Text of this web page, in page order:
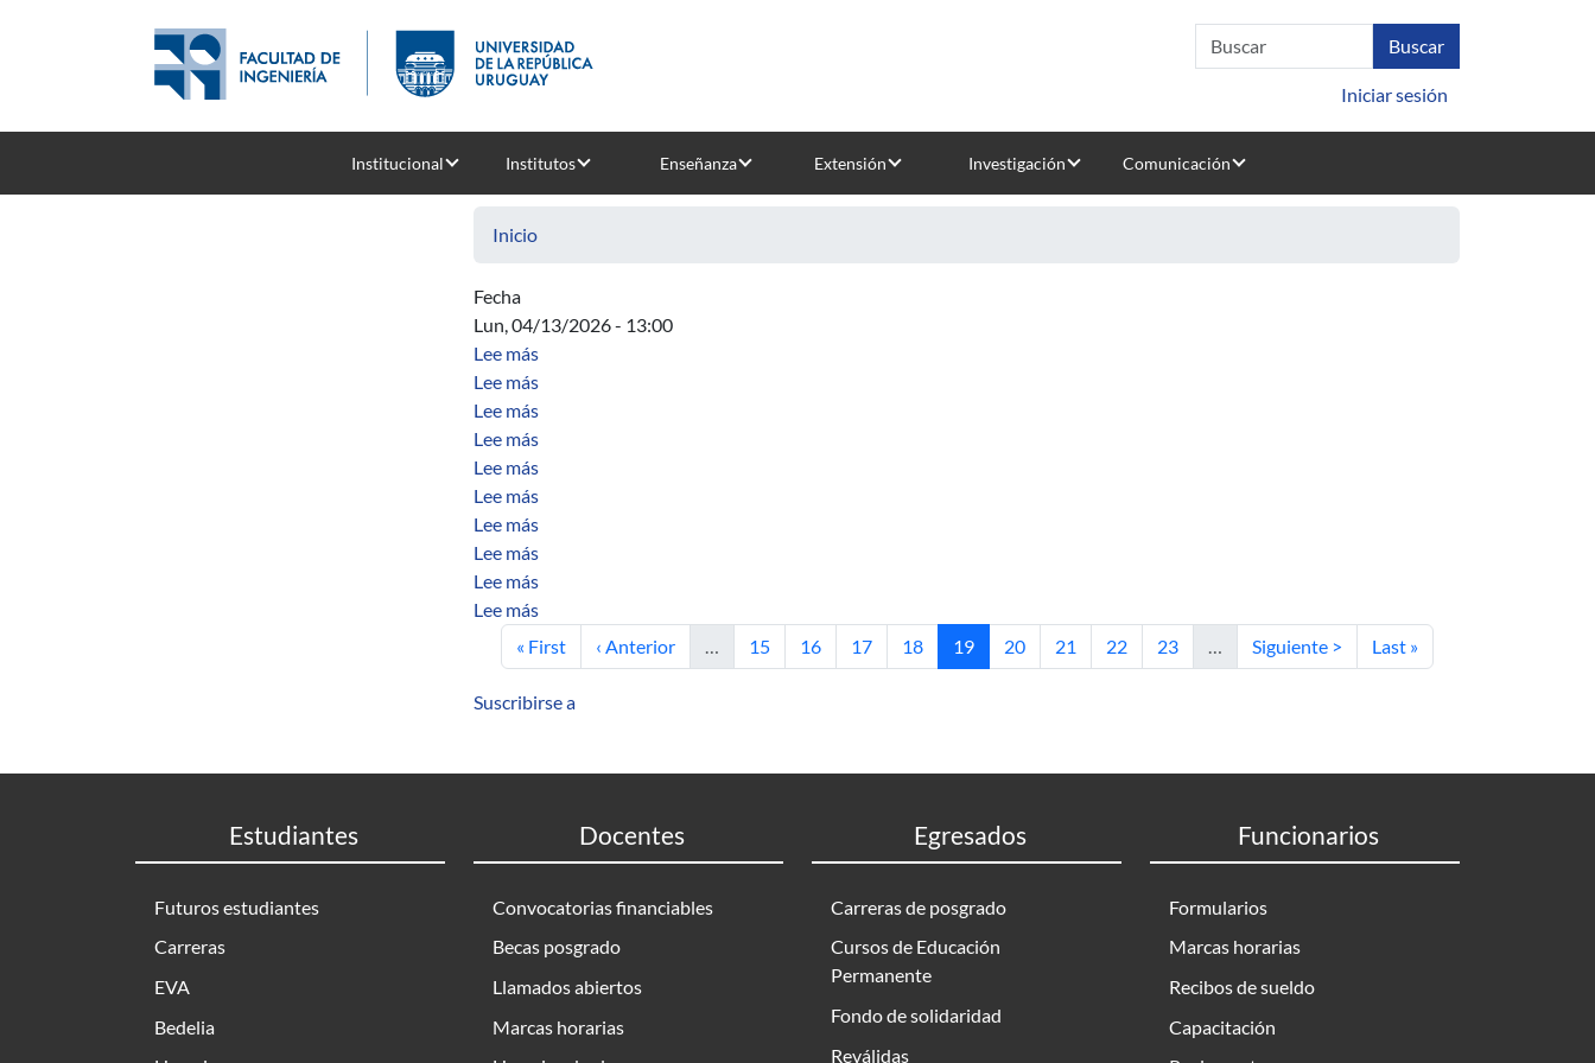
Iniciar sesión
Institucional Institutos Enseñanza Extensión Investigación Comunicación
Inicio
Fecha
Lun, 04/13/2026 - 13:00
Lee mássobre Acta Directiva
Lee mássobre Real perturbations of complex polynomials.
Lee mássobre New examples of Cantor sets in S 1 that are not C 1 -minimal.
Lee mássobre Structurally stable perturbations of polynomials in the Riemann sphere.
Lee mássobre Stability modulo singular sets.
Lee mássobre Regular interval Cantor sets of S 1 and minimality.
Lee mássobre On the minimality of locally similar Cantor sets of S 1 .
Lee mássobre C 1 stable maps: examples without saddles.
Lee mássobre Dynamically defined Cantor sets under the conditions of McDuff ’s conjecture.
Lee mássobre Dual boundary-element method: Simple error estimator and adaptivity.
Primera página
« First Página anterior
‹ Anterior … Página
15 Página
16 Página
17 Página
18 Página actual
19 Página
20 Página
21 Página
22 Página
23 … Siguiente página
Siguiente > Última página
Last »
Suscribirse a
Estudiantes
Futuros estudiantes
Carreras
EVA
Bedelia
Docentes
Convocatorias financiables
Becas posgrado
Llamados abiertos
Marcas horarias
Egresados
Carreras de posgrado
Cursos de Educación
Permanente
Fondo de solidaridad
Reválidas
Funcionarios
Formularios
Marcas horarias
Recibos de sueldo
Capacitación